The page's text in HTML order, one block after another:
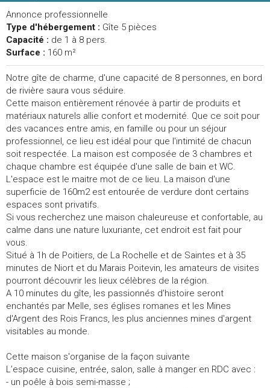
Annonce professionnelle
Type d'hébergement : Gîte 5 pièces
Capacité : de 1 à 8 pers.
Surface : 160 m²
Notre gîte de charme, d'une capacité de 8 personnes, en bord
de rivière saura vous séduire.
Cette maison entièrement rénovée à partir de produits et
matériaux naturels allie confort et modernité. Que ce soit pour
des vacances entre amis, en famille ou pour un séjour
professionnel, ce lieu est idéal pour que l'intimité de chacun
soit respectée. La maison est composée de 3 chambres et
chaque chambre est équipée d'une salle de bain et WC.
L'espace est le maitre mot de ce lieu. La maison d'une
superficie de 160m2 est entourée de verdure dont certains
espaces sont privatifs.
Si vous recherchez une maison chaleureuse et confortable, au
calme dans une nature luxuriante, cet endroit est fait pour
vous.
Situé à 1h de Poitiers, de La Rochelle et de Saintes et à 35
minutes de Niort et du Marais Poitevin, les amateurs de visites
pourront découvrir les lieux célèbres de la région.
A 10 minutes du gîte, les passionnés d'histoire seront
enchantés par Melle, ses églises romanes et les Mines
d'Argent des Rois Francs, les plus anciennes mines d'argent
visitables au monde.
Cette maison s'organise de la façon suivante
L’espace cuisine, entrée, salon, salle à manger en RDC avec :
- un poêle à bois semi-masse ;